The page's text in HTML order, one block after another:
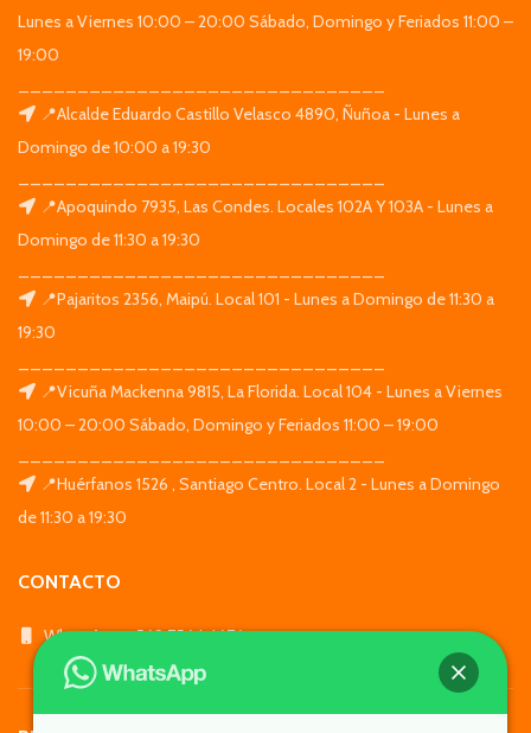
Lunes a Viernes 10:00 – 20:00 Sábado, Domingo y Feriados 11:00 –
19:00
📍Alcalde Eduardo Castillo Velasco 4890, Ñuñoa - Lunes a
Domingo de 10:00 a 19:30
📍Apoquindo 7935, Las Condes. Locales 102A Y 103A - Lunes a
Domingo de 11:30 a 19:30
📍Pajaritos 2356, Maipú. Local 101 - Lunes a Domingo de 11:30 a
19:30
📍Vicuña Mackenna 9815, La Florida. Local 104 - Lunes a Viernes
10:00 – 20:00 Sábado, Domingo y Feriados 11:00 – 19:00
📍Huérfanos 1526 , Santiago Centro. Local 2 - Lunes a Domingo
de 11:30 a 19:30
CONTACTO
WhatsApp: +569 7564 4676